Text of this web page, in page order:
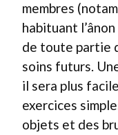
membres
habituant
de toute partie
soins futurs.
il sera plus
exercices
objets et des